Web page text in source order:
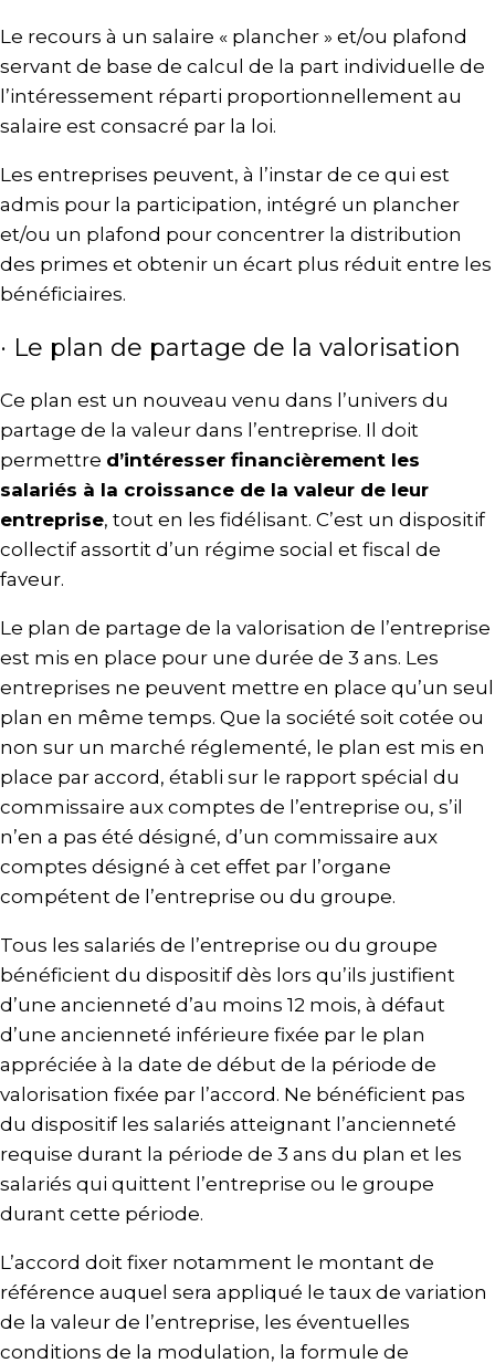
Le recours à un salaire « plancher » et/ou plafond
servant de base de calcul de la part individuelle de
l’intéressement réparti proportionnellement au
salaire est consacré par la loi.
Les entreprises peuvent, à l’instar de ce qui est
admis pour la participation, intégré un plancher
et/ou un plafond pour concentrer la distribution
des primes et obtenir un écart plus réduit entre les
bénéficiaires.
· Le plan de partage de la valorisation
Ce plan est un nouveau venu dans l’univers du
partage de la valeur dans l’entreprise. Il doit
permettre d’intéresser financièrement les
salariés à la croissance de la valeur de leur
entreprise, tout en les fidélisant. C’est un dispositif
collectif assortit d’un régime social et fiscal de
faveur.
Le plan de partage de la valorisation de l’entreprise
est mis en place pour une durée de 3 ans. Les
entreprises ne peuvent mettre en place qu’un seul
plan en même temps. Que la société soit cotée ou
non sur un marché réglementé, le plan est mis en
place par accord, établi sur le rapport spécial du
commissaire aux comptes de l’entreprise ou, s’il
n’en a pas été désigné, d’un commissaire aux
comptes désigné à cet effet par l’organe
compétent de l’entreprise ou du groupe.
Tous les salariés de l’entreprise ou du groupe
bénéficient du dispositif dès lors qu’ils justifient
d’une ancienneté d’au moins 12 mois, à défaut
d’une ancienneté inférieure fixée par le plan
appréciée à la date de début de la période de
valorisation fixée par l’accord. Ne bénéficient pas
du dispositif les salariés atteignant l’ancienneté
requise durant la période de 3 ans du plan et les
salariés qui quittent l’entreprise ou le groupe
durant cette période.
L’accord doit fixer notamment le montant de
référence auquel sera appliqué le taux de variation
de la valeur de l’entreprise, les éventuelles
conditions de la modulation, la formule de